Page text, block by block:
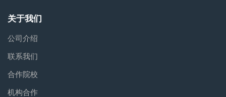
关于我们
公司介绍
联系我们
合作院校
机构合作